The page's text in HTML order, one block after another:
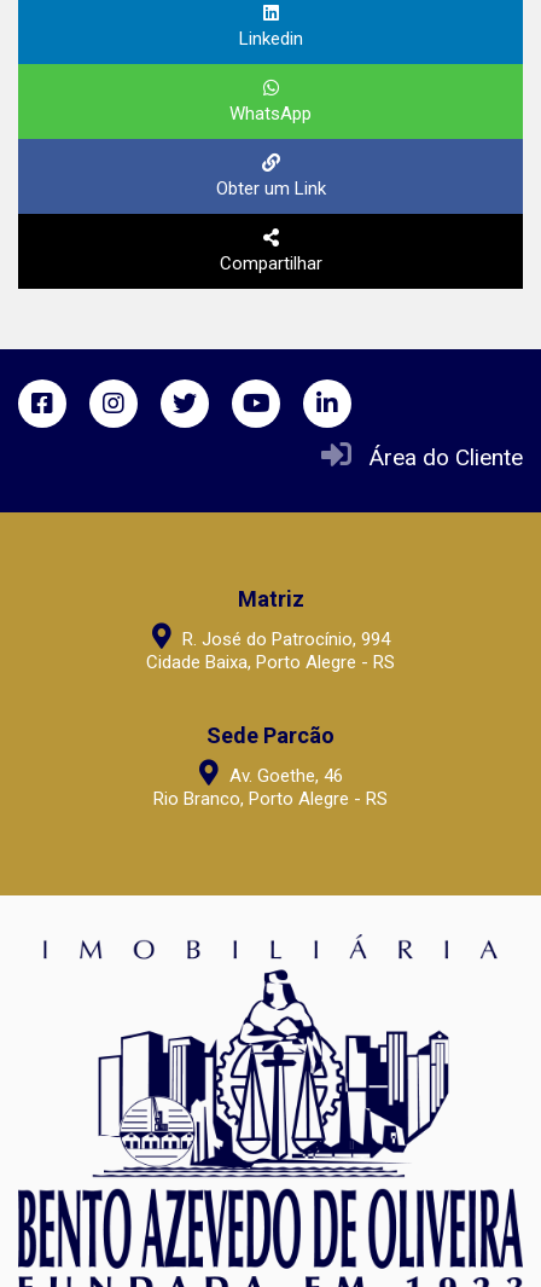
Linkedin
WhatsApp
Obter um Link
Compartilhar
Área do Cliente
Matriz
R. José do Patrocínio, 994
Cidade Baixa, Porto Alegre - RS
Sede Parcão
Av. Goethe, 46
Rio Branco, Porto Alegre - RS